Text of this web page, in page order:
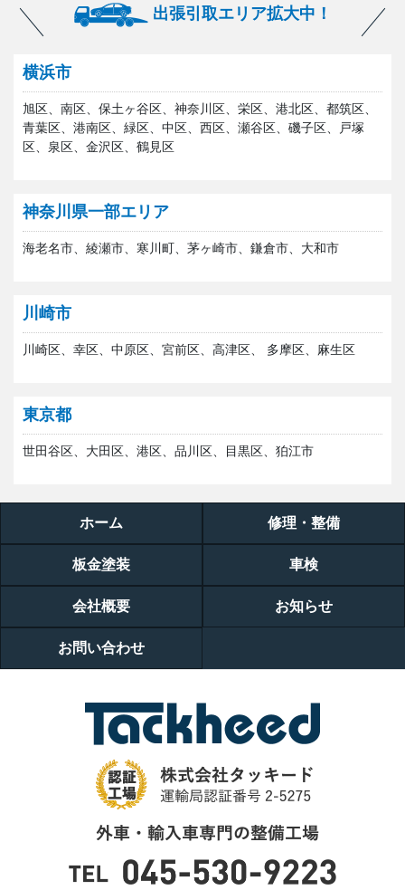
出張引取エリア拡大中！
横浜市
旭区、南区、保土ヶ谷区、神奈川区、栄区、港北区、都筑区、
青葉区、港南区、緑区、中区、西区、瀬谷区、磯子区、戸塚
区、泉区、金沢区、鶴見区
神奈川県一部エリア
海老名市、綾瀬市、寒川町、茅ヶ崎市、鎌倉市、大和市
川崎市
川崎区、幸区、中原区、宮前区、高津区、 多摩区、麻生区
東京都
世田谷区、大田区、港区、品川区、目黒区、狛江市
ホーム 修理・整備
板金塗装 車検
会社概要 お知らせ
お問い合わせ